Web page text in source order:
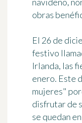
obras
El 26 de
festivo
Irlanda, las
enero. Este
mujeres"
disfrutar de
se quedan